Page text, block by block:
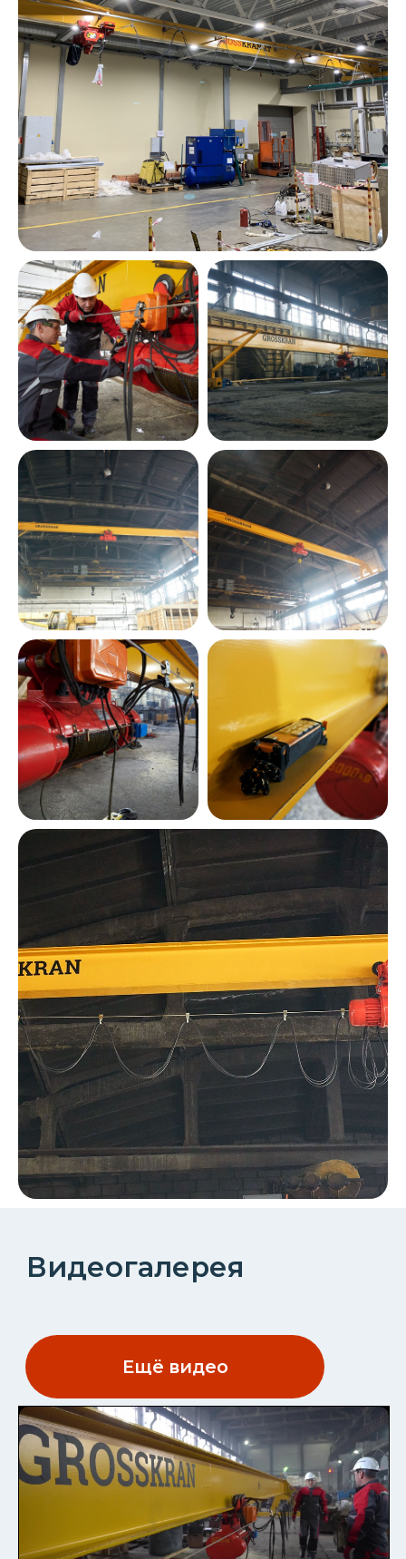
Ещё видео
Видеогалерея
ОТПРАВИТЬ
Оставить заявку
Оставьте свои данные и мы
свяжемся с вами в ближайшее
время, чтобы обсудить
сотрудничество
Я согласен на передачу и обработку
своих персональных данных согласно
Политики конфиденциальности
Больше статей в блоге
Описание мостового
крана
Монтаж и ПНР
Доставка
Статьи
КОМПАНИЯ
УСЛУГИ